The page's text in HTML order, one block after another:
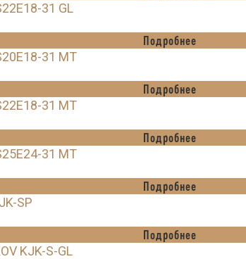
31 GL
Подробнее
31 MT
Подробнее
31 MT
Подробнее
31 MT
Подробнее
SP
Подробнее
KJK-S-GL